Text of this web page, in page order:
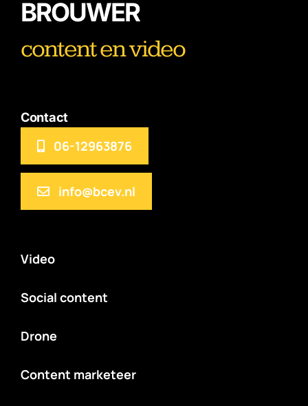
BROUWER
content en video
Contact
06-12963876
info@bcev.nl
Video
Social content
Drone
Content marketeer